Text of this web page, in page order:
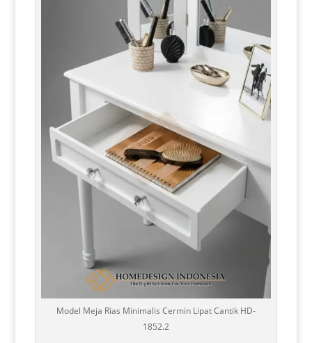
Model Meja Rias Minimalis Cermin Lipat Cantik HD-
1852.2